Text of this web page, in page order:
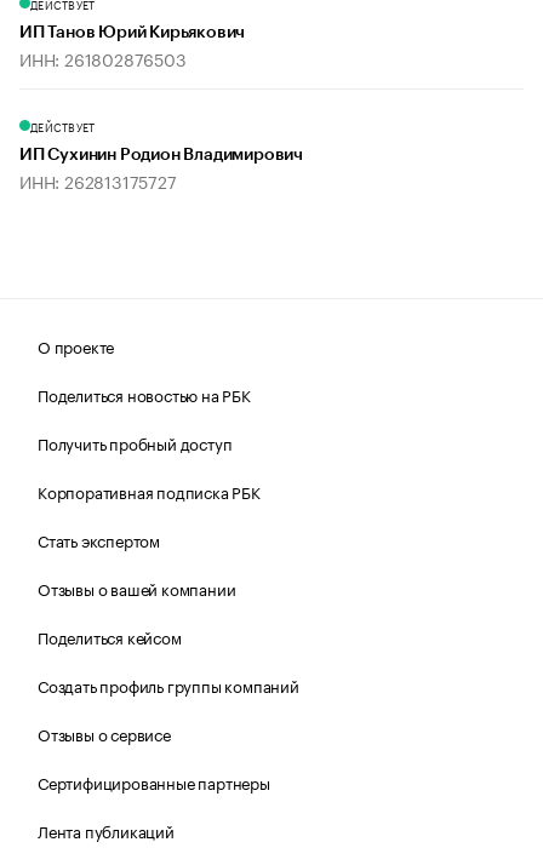
ДЕЙСТВУЕТ
ИП Танов Юрий Кирьякович
ИНН: 261802876503
ДЕЙСТВУЕТ
ИП Сухинин Родион Владимирович
ИНН: 262813175727
О проекте
Поделиться новостью на РБК
Получить пробный доступ
Корпоративная подписка РБК
Стать экспертом
Отзывы о вашей компании
Поделиться кейсом
Создать профиль группы компаний
Отзывы о сервисе
Сертифицированные партнеры
Лента публикаций